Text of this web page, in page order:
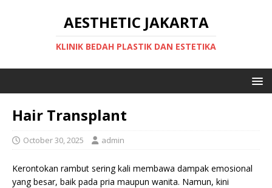
AESTHETIC JAKARTA
KLINIK BEDAH PLASTIK DAN ESTETIKA
Hair Transplant
October 30, 2025 admin
Kerontokan rambut sering kali membawa dampak emosional
yang besar, baik pada pria maupun wanita. Namun, kini